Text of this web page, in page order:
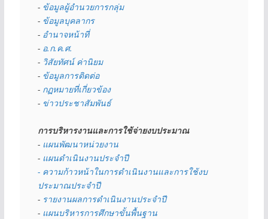
- ข้อมูลผู้อำนวยการกลุ่ม
- ข้อมูลบุคลากร
- อำนาจหน้าที่
- อ.ก.ค.ศ.
- วิสัยทัศน์ ค่านิยม
- ข้อมูลการติดต่อ
- กฏหมายที่เกี่ยวข้อง
- ข่าวประชาสัมพันธ์
การบริหารงานและการใช้จ่ายงบประมาณ
- แผนพัฒนาหน่วยงาน
- แผนดำเนินงานประจำปี
- ความก้าวหน้าในการดำเนินงานและการใช้งบ
ประมาณประจำปี
- รายงานผลการดำเนินงานประจำปี
- แผนบริหารการศึกษาขั้นพื้นฐาน